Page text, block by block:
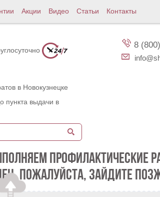
Акции Видео Статьи Контакты
в Новокузнецке
пункта выдачи в
8
ПРОФИЛАКТИЧЕСКИЕ
ПОЖАЛУЙСТА, ЗАЙДИТЕ